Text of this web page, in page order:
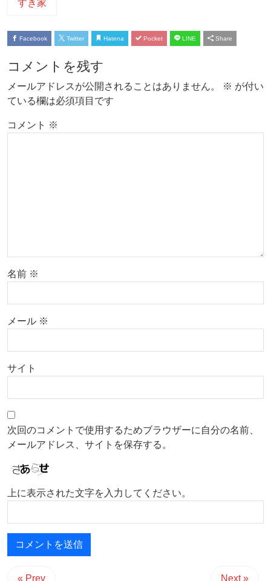
すき家
Facebook Twitter Hatena Pocket LINE Share
コメントを残す
メールアドレスが公開されることはありません。 ※ が付い
ている欄は必須項目です
コメント ※
名前 ※
メール ※
サイト
次回のコメントで使用するためブラウザーに自分の名前、
メールアドレス、サイトを保存する。
上に表示された文字を入力してください。
« Prev Next »